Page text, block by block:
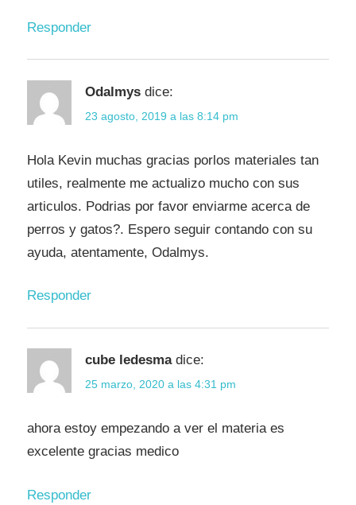
Responder
Odalmys dice:
23 agosto, 2019 a las 8:14 pm
Hola Kevin muchas gracias porlos materiales tan
utiles, realmente me actualizo mucho con sus
articulos. Podrias por favor enviarme acerca de
perros y gatos?. Espero seguir contando con su
ayuda, atentamente, Odalmys.
Responder
cube ledesma dice:
25 marzo, 2020 a las 4:31 pm
ahora estoy empezando a ver el materia es
excelente gracias medico
Responder